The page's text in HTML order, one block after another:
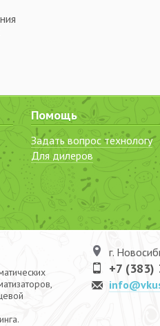
Помощь
Задать вопрос технологу
Для дилеров
г.
+7